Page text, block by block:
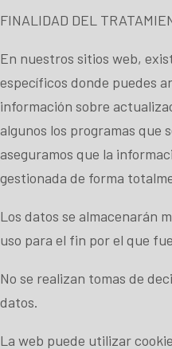
FINALIDAD DEL
En nuestros sitios web,
específicos donde puedes
información sobre
algunos los programas que
aseguramos que la
gestionada de forma
Los datos se almacenarán
uso para el fin por el que
No se realizan tomas de
datos.
La web puede utilizar